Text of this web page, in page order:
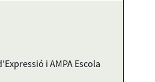
i AMPA Escola